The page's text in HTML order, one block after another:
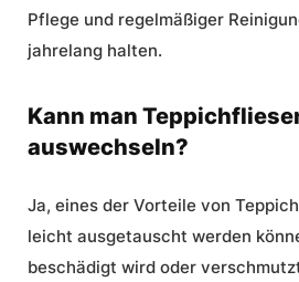
Pflege und regelmäßiger
jahrelang halten.
Kann man
auswechseln?
Ja, eines der Vorteile von
leicht ausgetauscht werden
beschädigt wird oder